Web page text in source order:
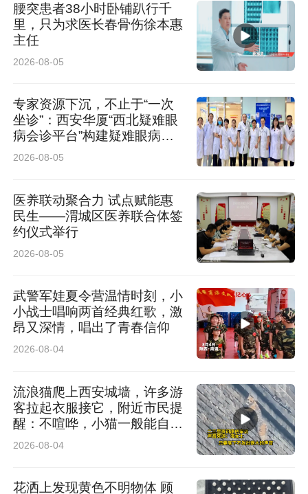
业能力，推动服务人员“持证上岗”。
多年服务广大企事业单位职工群体，泰康养老还
针对部分行业的风险特性，推出行业适配性保障
产品。以医务人员为例，公司积极响应健康中国
战略，致力于构建关爱医务工作者的长效保障机
制。截至2025年底，累计为近4700家医院搭建
其家属的保障缺口进行补充，并特别开发了包括
医护卫士、传染病确诊保障、职业风险保障等专
属产品，累计覆盖282万名医护工作者。此外，
保障方案，全面提升行业职工的保障水平与获得
感。
召，围绕“奋进‘十五五’，保险让前行更有底气”主
题，组织开展“不忘初心·保险同行”主题快闪、保
险知识公益答题、“保险五进入”等线上线下活
动。各地分支机构深入社区、企业设立便民服务
腰突患者38小时卧铺趴行千
里，只为求医长春骨伤徐本惠
主任
2026-08-05
专家资源下沉，不止于“一次
坐诊”：西安华厦“西北疑难眼
病会诊平台”构建疑难眼病协
同诊疗闭环
2026-08-05
医养联动聚合力 试点赋能惠
民生——渭城区医养联合体签
约仪式举行
2026-08-05
武警军娃夏令营温情时刻，小
小战士唱响两首经典红歌，激
昂又深情，唱出了青春信仰
2026-08-04
流浪猫爬上西安城墙，许多游
客拉起衣服接它，附近市民提
醒：不喧哗，小猫一般能自行
脱困
2026-08-04
花洒上发现黄色不明物体 顾